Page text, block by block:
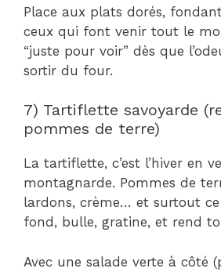
Place aux plats dorés,
ceux qui font venir tout le
“juste pour voir” dès que
sortir du four.
7) Tartiflette savoyarde
pommes de terre)
La tartiflette, c’est l’hiver en
montagnarde. Pommes de
lardons, crème… et surtout
fond, bulle, gratine, et rend
Avec une salade verte à côté